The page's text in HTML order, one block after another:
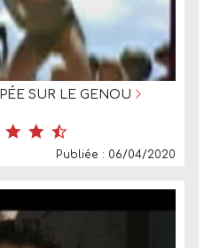
SUR LE GENOU
Publiée : 06/04/2020